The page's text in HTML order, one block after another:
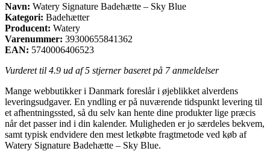
Navn: Watery Signature Badehætte – Sky Blue
Kategori: Badehætter
Producent: Watery
Varenummer: 39300655841362
EAN: 5740006406523
Vurderet til 4.9 ud af 5 stjerner baseret på 7anmeldelser
Mange webbutikker i Danmark foreslår i øjeblikket alverdens
leveringsudgaver. En yndling er på nuværende tidspunkt levering til
et afhentningssted, så du selv kan hente dine produkter lige præcis
når det passer ind i din kalender. Muligheden er jo særdeles bekvem,
samt typisk endvidere den mest letkøbte fragtmetode ved køb af
Watery Signature Badehætte – Sky Blue.